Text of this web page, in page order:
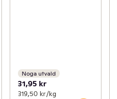
Noga utvald
31,95 kr
319,50 kr /kg